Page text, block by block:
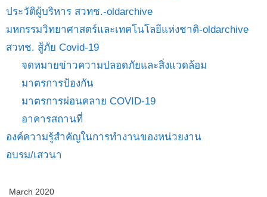
ประวัติผู้บริหาร สวทช.-oldarchive
มหกรรมวิทยาศาสตร์และเทคโนโลยีแห่งชาติ-oldarchive
สวทช. สู้ภัย Covid-19
จดหมายข่าวความปลอดภัยและสิ่งแวดล้อม
มาตรการป้องกัน
มาตรการผ่อนคลาย COVID-19
อาคารสถานที่
องค์ความรู้สำคัญในการทำงานของหน่วยงาน
อบรม/เสวนา
March 2020